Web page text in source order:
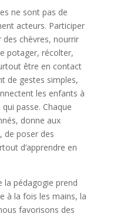
ne sont pas de
acteurs. Participer
des chèvres, nourrir
potager, récolter,
être en contact
de gestes simples,
les enfants à
passe. Chaque
donne aux
de poser des
d’apprendre en
la pédagogie prend
à la fois les mains, la
favorisons des